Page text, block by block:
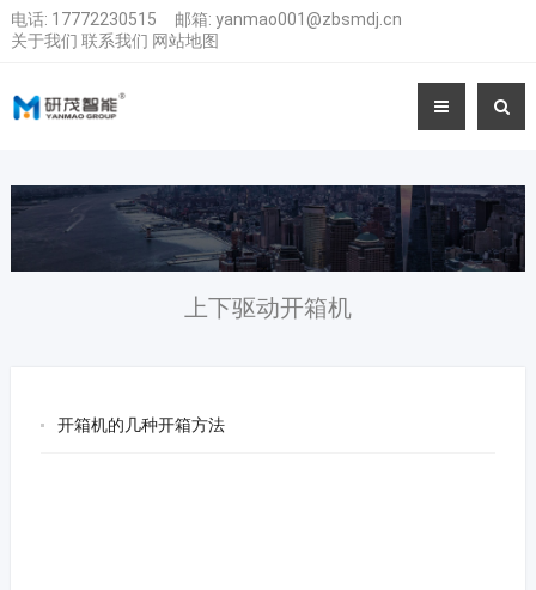
电话: 17772230515 邮箱: yanmao001@zbsmdj.cn
关于我们 联系我们 网站地图
上下驱动开箱机
开箱机的几种开箱方法